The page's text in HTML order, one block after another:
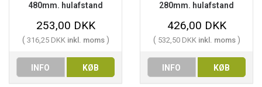
480mm. hulafstand
253,00 DKK
( 316,25 DKK inkl. moms )
INFO KØB
280mm. hulafstand
426,00 DKK
( 532,50 DKK inkl. moms )
INFO KØB